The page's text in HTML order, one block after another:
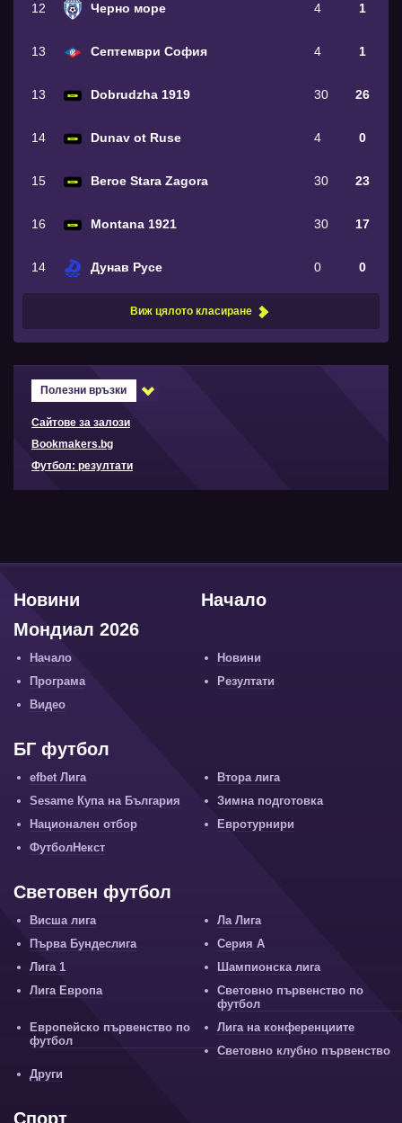
12 Черно море 4 1
13 Септември София 4 1
13 Dobrudzha 1919 30 26
14 Dunav ot Ruse 4 0
15 Beroe Stara Zagora 30 23
16 Montana 1921 30 17
14 Дунав Русе 0 0
Виж цялото класиране
Полезни връзки
Сайтове за залози
Bookmakers.bg
Футбол: резултати
Начало
Новини
Мондиал 2026
Начало
Новини
Програма
Резултати
Видео
БГ футбол
efbet Лига
Втора лига
Sesame Купа на България
Зимна подготовка
Национален отбор
Евротурнири
ФутболНекст
Световен футбол
Висша лига
Ла Лига
Първа Бундеслига
Серия А
Лига 1
Шампионска лига
Лига Европа
Световно първенство по
футбол
Европейско първенство по
футбол
Лига на конференциите
Световно клубно първенство
Други
Спорт